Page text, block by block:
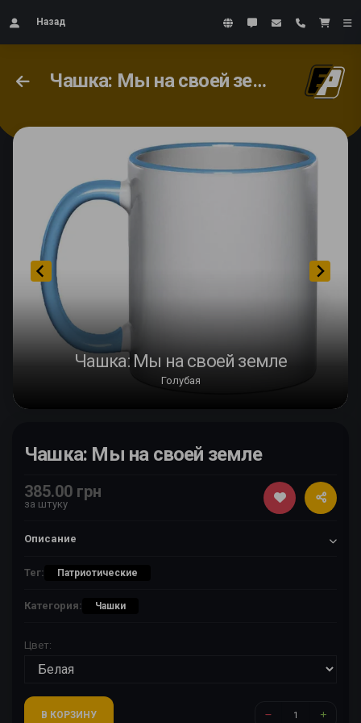
Назад
Чашка: Мы на своей земле
Чашка: Мы на своей земле
Голубая
Чашка: Мы на своей земле
385.00 грн
за штуку
Описание
Тег: Патриотические
Категория: Чашки
Цвет:
В КОРЗИНУ